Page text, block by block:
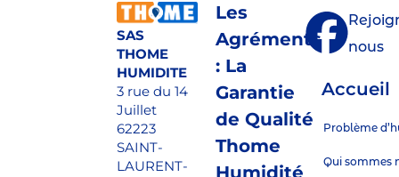
SAS
THOME
HUMIDITE
3 rue du 14
Juillet
62223
SAINT-
LAURENT-
Les
Agréments
: La
Garantie
de Qualité
Thome
Humidité
nous
Accueil
Problème
Qui sommes